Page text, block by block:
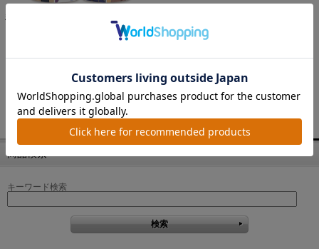
精霊幻想記 マグカップ
価格：1,650円(税込)
1 / 1ページ（全13件）
商品検索
キーワード検索